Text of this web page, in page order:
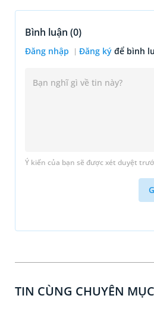
Bình luận (0)
Đăng nhập Đăng ký để bình
Ý kiến của bạn sẽ được xét duyệt
TIN CÙNG CHUYÊN MỤC